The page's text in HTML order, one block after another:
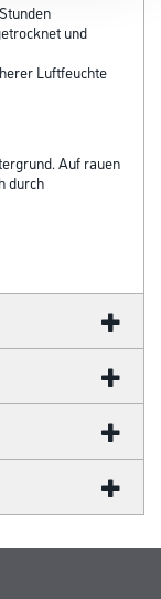
und
Luftfeuchte
Auf rauen
durch